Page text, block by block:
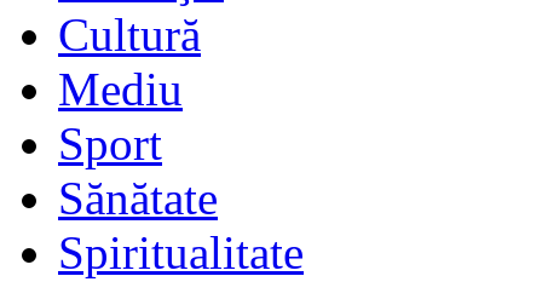
Cultură
Mediu
Sport
Sănătate
Spiritualitate